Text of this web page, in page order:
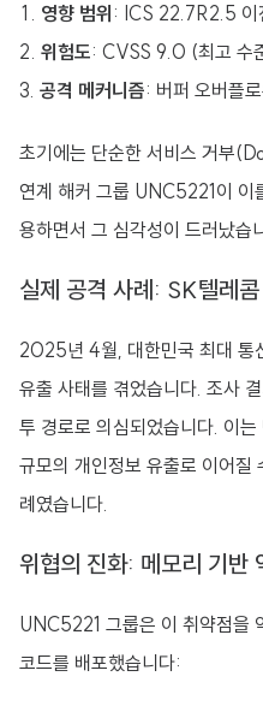
영향 범위 : ICS 22.7R2.5 이
위험도: CVSS 9.0 (최고 수
공격 메커니즘: 버퍼 오버플
초기에는 단순한 서비스 거부
연계 해커 그룹 UNC5221이 이
용하면서 그 심각성이 드러났습
실제 공격 사례: SK텔레
2025년 4월, 대한민국 최대 통
유출 사태를 겪었습니다. 조사
투 경로로 의심되었습니다. 이
규모의 개인정보 유출로 이어질
례였습니다.
위협의 진화: 메모리 기반
UNC5221 그룹은 이 취약점을
코드를 배포했습니다: